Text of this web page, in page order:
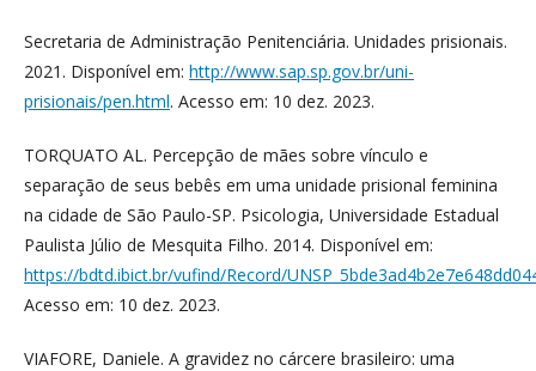
Secretaria de Administração Penitenciária. Unidades prisionais.
2021. Disponível em: http://www.sap.sp.gov.br/uni-
prisionais/pen.html. Acesso em: 10 dez. 2023.
TORQUATO AL. Percepção de mães sobre vínculo e
separação de seus bebês em uma unidade prisional feminina
na cidade de São Paulo-SP. Psicologia, Universidade Estadual
Paulista Júlio de Mesquita Filho. 2014. Disponível em:
https://bdtd.ibict.br/vufind/Record/
Acesso em: 10 dez. 2023.
VIAFORE, Daniele. A gravidez no cárcere brasileiro: uma